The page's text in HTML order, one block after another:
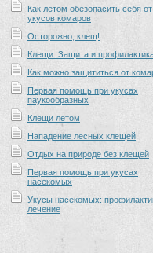
Как летом обезопасить себя от
укусов комаров
Осторожно, клещ!
Клещи. Защита и
Как можно защититься от
Первая помощь при укусах
паукообразных
Клещи летом
Нападение лесных клещей
Отдых на природе без клещей
Первая помощь при укусах
насекомых
Укусы насекомых:
лечение